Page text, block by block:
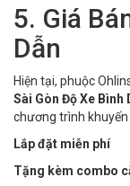
5. Giá
Dẫn
Hiện tại, phuộc
Sài Gòn Độ Xe Bình
chương trình
Lắp đặt miễn phí
Tặng kèm combo